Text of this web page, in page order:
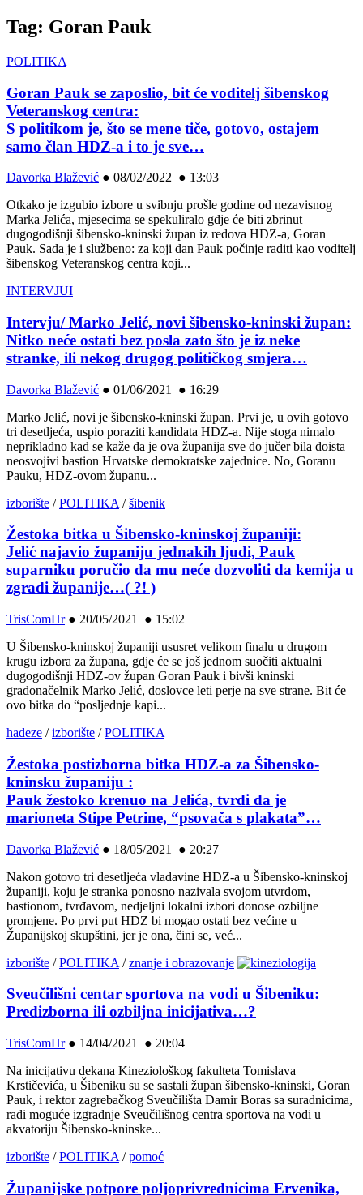
Tag: Goran Pauk
POLITIKA
Goran Pauk se zaposlio, bit će voditelj šibenskog
Veteranskog centra:
S politikom je, što se mene tiče, gotovo, ostajem
samo član HDZ-a i to je sve…
Davorka Blažević ● 08/02/2022 ● 13:03
Otkako je izgubio izbore u svibnju prošle godine od nezavisnog
Marka Jelića, mjesecima se spekuliralo gdje će biti zbrinut
dugogodišnji šibensko-kninski župan iz redova HDZ-a, Goran
Pauk. Sada je i službeno: za koji dan Pauk počinje raditi kao voditelj
šibenskog Veteranskog centra koji...
INTERVJUI
Intervju/ Marko Jelić, novi šibensko-kninski župan:
Nitko neće ostati bez posla zato što je iz neke
stranke, ili nekog drugog političkog smjera…
Davorka Blažević ● 01/06/2021 ● 16:29
Marko Jelić, novi je šibensko-kninski župan. Prvi je, u ovih gotovo
tri desetljeća, uspio poraziti kandidata HDZ-a. Nije stoga nimalo
neprikladno kad se kaže da je ova županija sve do jučer bila doista
neosvojivi bastion Hrvatske demokratske zajednice. No, Goranu
Pauku, HDZ-ovom županu...
izborište /POLITIKA /šibenik
Žestoka bitka u Šibensko-kninskoj županiji:
Jelić najavio županiju jednakih ljudi, Pauk
suparniku poručio da mu neće dozvoliti da kemija u
zgradi županije…( ?! )
TrisComHr● 20/05/2021 ● 15:02
U Šibensko-kninskoj županiji ususret velikom finalu u drugom
krugu izbora za župana, gdje će se još jednom suočiti aktualni
dugogodišnji HDZ-ov župan Goran Pauk i bivši kninski
gradonačelnik Marko Jelić, doslovce leti perje na sve strane. Bit će
ovo bitka do “posljednje kapi...
hadeze /izborište /POLITIKA
Žestoka postizborna bitka HDZ-a za Šibensko-
kninsku županiju :
Pauk žestoko krenuo na Jelića, tvrdi da je
marioneta Stipe Petrine, “psovača s plakata”…
Davorka Blažević ● 18/05/2021 ● 20:27
Nakon gotovo tri desetljeća vladavine HDZ-a u Šibensko-kninskoj
županiji, koju je stranka ponosno nazivala svojom utvrdom,
bastionom, tvrđavom, nedjeljni lokalni izbori donose ozbiljne
promjene. Po prvi put HDZ bi mogao ostati bez većine u
Županijskoj skupštini, jer je ona, čini se, već...
izborište /POLITIKA /znanje i obrazovanje
Sveučilišni centar sportova na vodi u Šibeniku:
Predizborna ili ozbiljna inicijativa…?
TrisComHr● 14/04/2021 ● 20:04
Na inicijativu dekana Kineziološkog fakulteta Tomislava
Krstičevića, u Šibeniku su se sastali župan šibensko-kninski, Goran
Pauk, i rektor zagrebačkog Sveučilišta Damir Boras sa suradnicima,
radi moguće izgradnje Sveučilišnog centra sportova na vodi u
akvatoriju Šibensko-kninske...
izborište /POLITIKA /pomoć
Županijske potpore poljoprivrednicima Ervenika,